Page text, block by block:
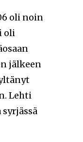
oli noin
oli
jälkeen
Lehti